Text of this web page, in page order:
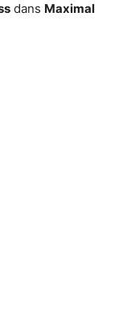
dans Maximal